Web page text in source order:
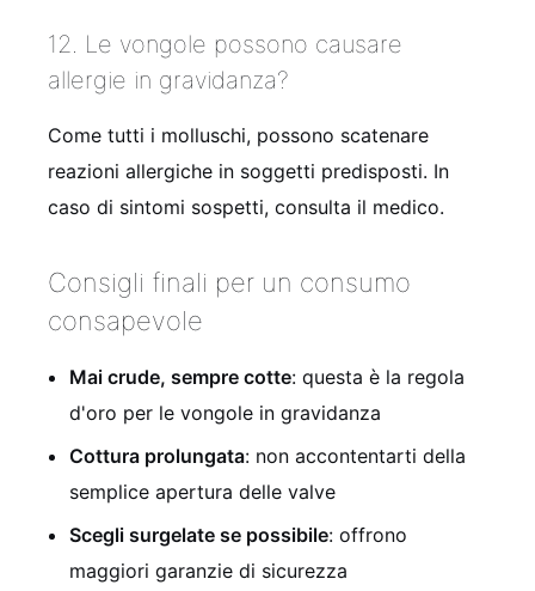
12. Le vongole possono causare
allergie in gravidanza?
Come tutti i molluschi, possono scatenare
reazioni allergiche in soggetti predisposti. In
caso di sintomi sospetti, consulta il medico.
Consigli finali per un consumo
consapevole
Mai crude, sempre cotte: questa è la regola
d'oro per le vongole in gravidanza
Cottura prolungata: non accontentarti della
semplice apertura delle valve
Scegli surgelate se possibile: offrono
maggiori garanzie di sicurezza